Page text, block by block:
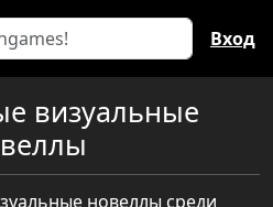
Вход
визуальные
новеллы среди